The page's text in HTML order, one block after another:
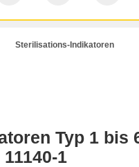
Sterilisations-Indikatoren
Typ 1 bis
11140-1